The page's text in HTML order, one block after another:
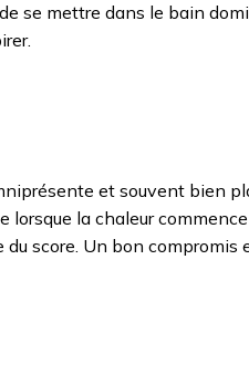
se mettre dans le bain
et souvent bien
la chaleur commence
score. Un bon